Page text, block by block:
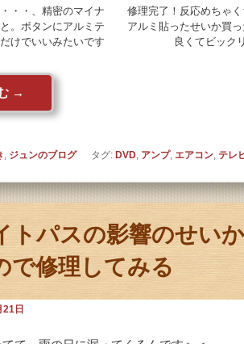
・・、精密のマイナ
。ボタンにアルミテ
けでいいみたいです
修理完了！反応めちゃく
アルミ貼ったせいか買
良くてビック
→
, ジュンのブログ タグ: DVD, アンプ, エアコン, テレ
トパスの影響のせい
で修理してみる
21日